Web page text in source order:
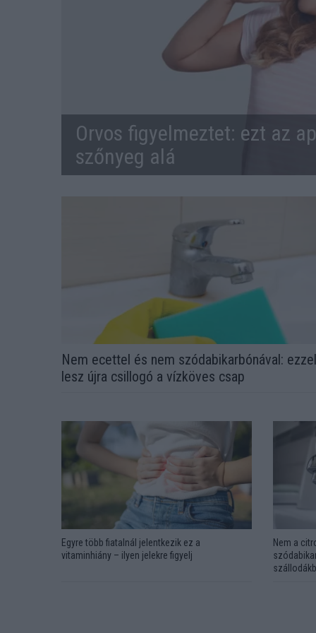
Orvos figyelmeztet: ezt az
szőnyeg alá
Nem ecettel és nem szódabikarbónával: ezzel
lesz újra csillogó a vízköves csap
Egyre több fiatalnál jelentkezik ez a
vitaminhiány – ilyen jelekre figyelj
Nem a